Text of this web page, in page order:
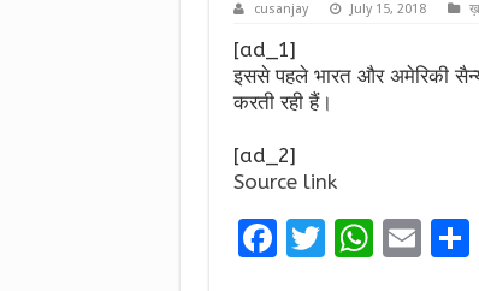
cusanjay July 15, 2018
[ad_1]
इससे पहले भारत और अमेरिकी
करती रही हैं।
[ad_2]
Source link
F
T W E S